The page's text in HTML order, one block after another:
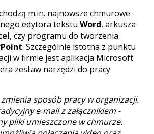
m.in. najnowsze chmurowe
edytora tekstu Word, arkusza
, czy programu do tworzenia
. Szczególnie istotna z punktu
w firmie jest aplikacja Microsoft
zestaw narzędzi do pracy
sposób pracy w organizacji.
e‑mail z załącznikiem -
pliki umieszczone w chmurze.